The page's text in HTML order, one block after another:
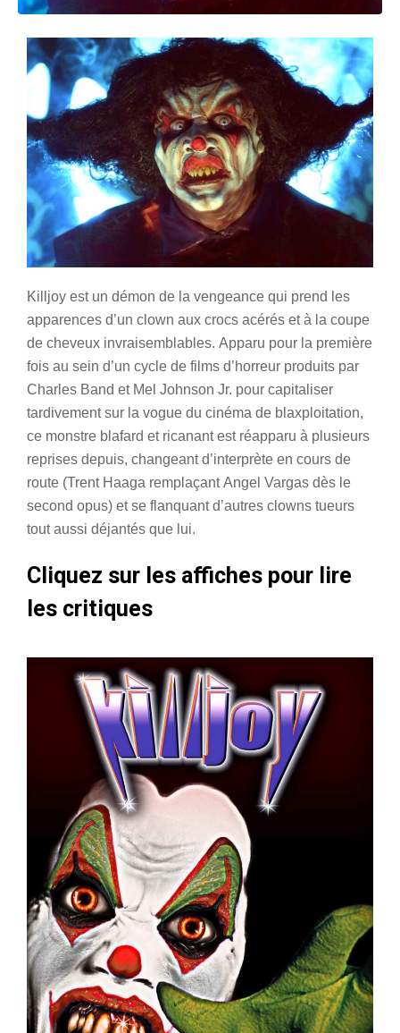
Killjoy est un démon de la vengeance qui prend les
apparences d’un clown aux crocs acérés et à la coupe
de cheveux invraisemblables. Apparu pour la première
fois au sein d’un cycle de films d’horreur produits par
Charles Band et Mel Johnson Jr. pour capitaliser
tardivement sur la vogue du cinéma de blaxploitation,
ce monstre blafard et ricanant est réapparu à plusieurs
reprises depuis, changeant d’interprète en cours de
route (Trent Haaga remplaçant Angel Vargas dès le
second opus) et se flanquant d’autres clowns tueurs
tout aussi déjantés que lui.
Cliquez sur les affiches pour lire
les critiques